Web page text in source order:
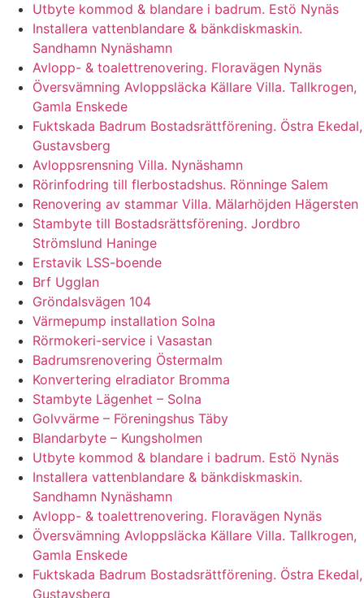
Utbyte kommod & blandare i badrum. Estö Nynäs
Installera vattenblandare & bänkdiskmaskin.
Sandhamn Nynäshamn
Avlopp- & toalettrenovering. Floravägen Nynäs
Översvämning Avloppsläcka Källare Villa. Tallkrogen,
Gamla Enskede
Fuktskada Badrum Bostadsrättförening. Östra Ekedal,
Gustavsberg
Avloppsrensning Villa. Nynäshamn
Rörinfodring till flerbostadshus. Rönninge Salem
Renovering av stammar Villa. Mälarhöjden Hägersten
Stambyte till Bostadsrättsförening. Jordbro
Strömslund Haninge
Erstavik LSS-boende
Brf Ugglan
Gröndalsvägen 104
Värmepump installation Solna
Rörmokeri-service i Vasastan
Badrumsrenovering Östermalm
Konvertering elradiator Bromma
Stambyte Lägenhet – Solna
Golvvärme – Föreningshus Täby
Blandarbyte – Kungsholmen
Utbyte kommod & blandare i badrum. Estö Nynäs
Installera vattenblandare & bänkdiskmaskin.
Sandhamn Nynäshamn
Avlopp- & toalettrenovering. Floravägen Nynäs
Översvämning Avloppsläcka Källare Villa. Tallkrogen,
Gamla Enskede
Fuktskada Badrum Bostadsrättförening. Östra Ekedal,
Gustavsberg